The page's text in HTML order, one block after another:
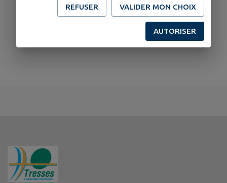
REFUSER VALIDER MON CHOIX
AUTORISER